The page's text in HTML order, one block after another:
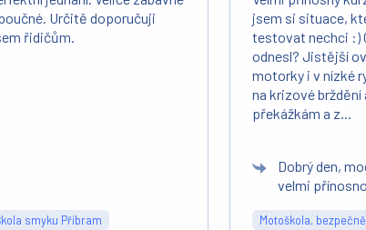
Určitě doporučuji
řidičům.
smyku Příbram
jsem si situace,
testovat nechci :)
odnesl? Jistější
motorky i v nízké
na krizové brždění
překážkám a z...
Dobrý den,
velmi
Motoškola,